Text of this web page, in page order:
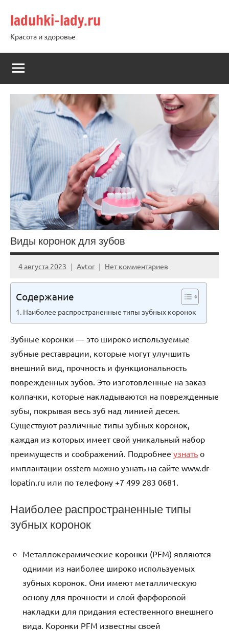
содержимому
laduhki-lady.ru
Красота и здоровье
Виды коронок для зубов
4 августа 2023 Avtor Нет комментариев
Содержание
Наиболее распространенные типы зубных коронок
Зубные коронки — это широко используемые
зубные реставрации, которые могут улучшить
внешний вид, прочность и функциональность
поврежденных зубов. Это изготовленные на заказ
колпачки, которые накладываются на поврежденные
зубы, покрывая весь зуб над линией десен.
Существуют различные типы зубных коронок,
каждая из которых имеет свой уникальный набор
преимуществ и соображений. Подробнее узнать о
имплантации osstem можно узнать на сайте www.dr-
lopatin.ru или по телефону +7 499 283 0681.
Наиболее распространенные типы
зубных коронок
Металлокерамические коронки (PFM) являются
одними из наиболее широко используемых
зубных коронок. Они имеют металлическую
основу для прочности и слой фарфоровой
накладки для придания естественного внешнего
вида. Коронки PFM известны своей